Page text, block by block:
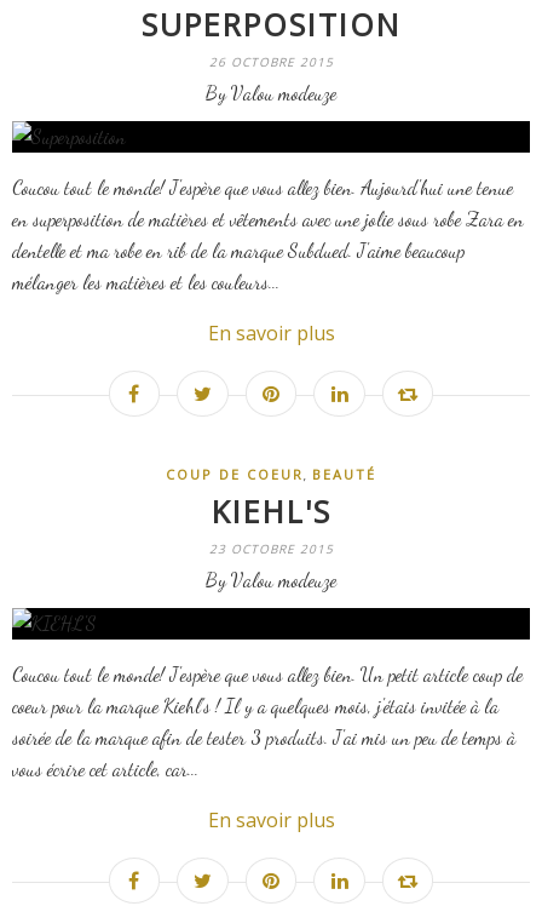
SUPERPOSITION
26 OCTOBRE 2015
By Valou modeuze
Coucou tout le monde! J'espère que vous allez bien. Aujourd'hui une tenue
en superposition de matières et vêtements avec une jolie sous robe Zara en
dentelle et ma robe en rib de la marque Subdued. J'aime beaucoup
mélanger les matières et les couleurs...
En savoir plus
COUP DE COEUR, BEAUTÉ
KIEHL'S
23 OCTOBRE 2015
By Valou modeuze
Coucou tout le monde! J'espère que vous allez bien. Un petit article coup de
coeur pour la marque Kiehl's ! Il y a quelques mois, j'étais invitée à la
soirée de la marque afin de tester 3 produits. J'ai mis un peu de temps à
vous écrire cet article, car...
En savoir plus